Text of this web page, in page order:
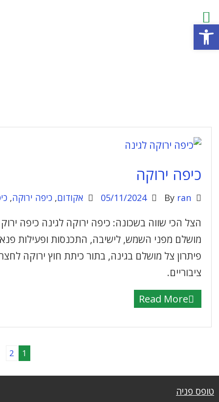
כיפה ירוקה
By ran
05/11/2024 אקודום, כיפה ירוקה,
הצל הכי שווה בשכונה: כיפה ירוקה לגינה כיפה
מושלם מפני השמש, לישיבה, התכנסות ופעילות
פיתרון צל מושלם בגינה, בתור כיתת חוץ ירוקה
ציבוריים.
Read More
1
2
טופס פניה
פתח סרגל נגישות